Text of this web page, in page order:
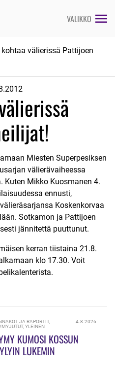
VALIKKO
välierissä Pattijoen
Miesten Superpesiksen
välierävaiheessa
Kuten Mikko Kuosmanen 4.
ennusti,
Koskenkorvaa
Sotkamon ja Pattijoen
jännitettä puuttunut.
kerran tiistaina 21.8.
klo 17.30. Voit
JA RAPORTIT,
,YLEINEN
4.8.2026
KUMOSI KOSSUN
LUKEMIN